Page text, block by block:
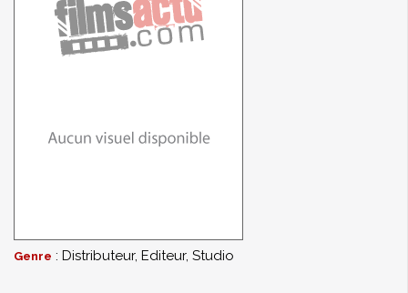
Genre : Distributeur, Editeur, Studio